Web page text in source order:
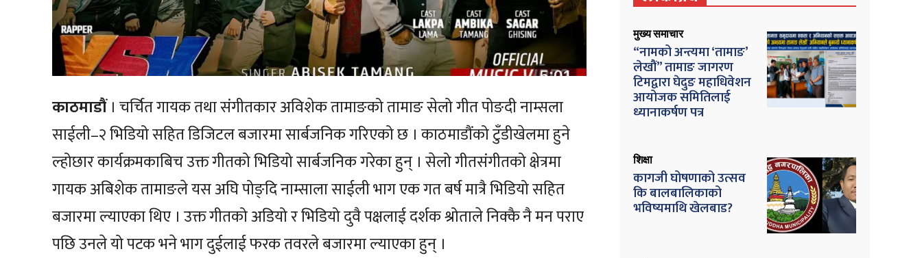
काठमाडौं। चर्चित गायक तथा संगीतकार अविशेक तामाङको तामाङ सेलो गीत पोङदी नाम्सला
साईली–२ भिडियो सहित डिजिटल बजारमा सार्बजनिक गरिएको छ । काठमाडौंको टुँडीखेलमा हुने
ल्होछार कार्यक्रमकाबिच उक्त गीतको भिडियो सार्बजनिक गरेका हुन् । सेलो गीतसंगीतको क्षेत्रमा
गायक अबिशेक तामाङले यस अघि पोङ्दि नाम्साला साईली भाग एक गत बर्ष मात्रै भिडियो सहित
बजारमा ल्याएका थिए । उक्त गीतको अडियो र भिडियो दुवै पक्षलाई दर्शक श्रोताले निक्कै नै मन पराए
पछि उनले यो पटक भने भाग दुईलाई फरक तवरले बजारमा ल्याएका हुन् ।
मुख्य समाचार
“नामको अन्त्यमा ‘तामाङ’
लेखौं” तामाङ जागरण
टिमद्वारा घेदुङ महाधिवेशन
आयोजक समितिलाई
ध्यानाकर्षण पत्र
शिक्षा
कागजी घोषणाको उत्सव
कि बालबालिकाको
भविष्यमाथि खेलबाड?